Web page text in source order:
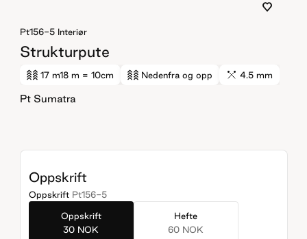
Pt156-5 Interiør
Strukturpute
17 m18 m = 10cm Nedenfra og opp 4.5 mm
Pt Sumatra
Oppskrift
Oppskrift Pt156-5
Oppskrift
30 NOK
Hefte
60 NOK